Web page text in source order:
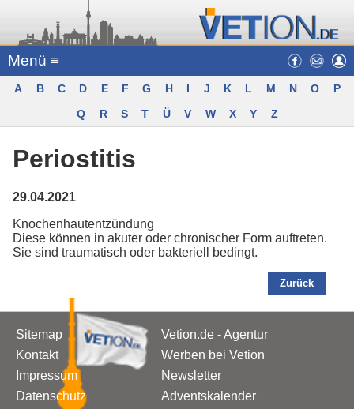
Menü ≡
A B C D E F G H I J K L M N O
P
Q
R S T Ü V W X Y Z
Periostitis
29.04.2021
Knochenhautentzündung
Diese können in akuter oder chronischer Form auftreten.
Sie sind traumatisch oder bakteriell bedingt.
Zurück
Sitemap
Kontakt
Impressum
Datenschutz
Vetion.de - Agentur
Werben bei Vetion
Newsletter
Adventskalender